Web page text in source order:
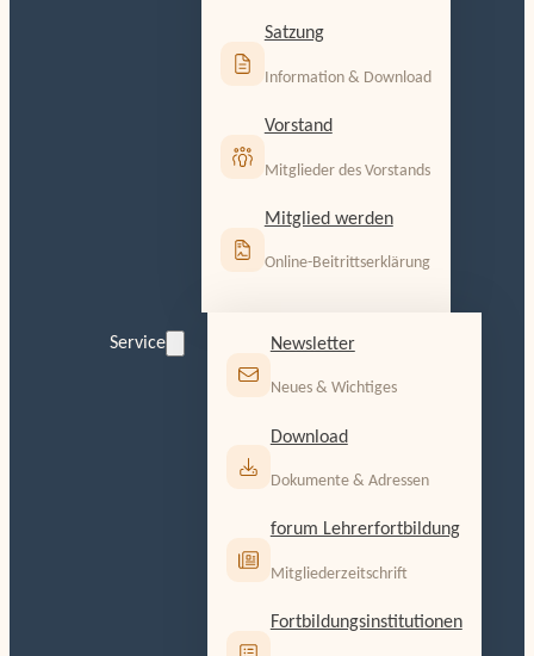
Satzung
Information & Download
Vorstand
Mitglieder des Vorstands
Mitglied werden
Online-Beitrittserklärung
Service Newsletter
Neues & Wichtiges
Download
Dokumente & Adressen
forum Lehrerfortbildung
Mitgliederzeitschrift
Fortbildungsinstitutionen